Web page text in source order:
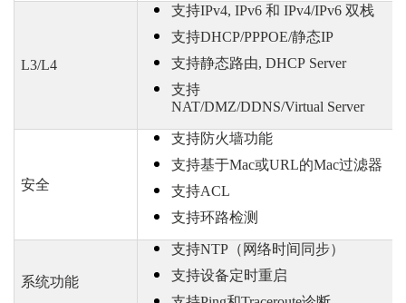
L3/L4
支持IPv4, IPv6 和 IPv4/IPv6 双栈
支持DHCP/PPPOE/静态IP
支持静态路由, DHCP Server
支持
NAT/DMZ/DDNS/Virtual Server
安全
支持防火墙功能
支持基于Mac或URL的Mac过滤器
支持ACL
支持环路检测
系统功能
支持NTP（网络时间同步）
支持设备定时重启